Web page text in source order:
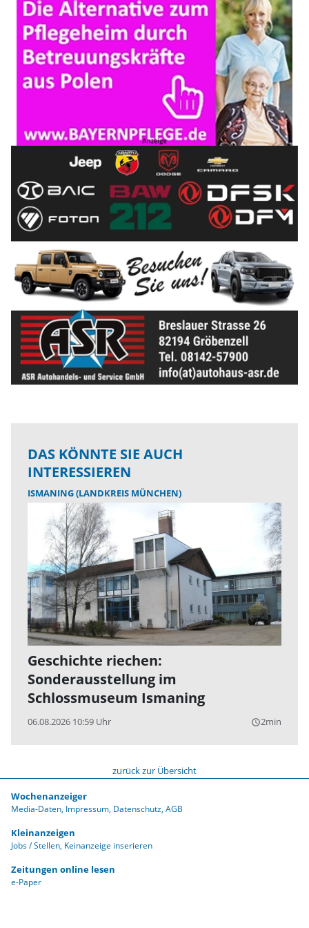
DAS KÖNNTE SIE AUCH
INTERESSIEREN
ISMANING (LANDKREIS MÜNCHEN)
Geschichte riechen:
Sonderausstellung im
Schlossmuseum Ismaning
06.08.2026 10:59 Uhr query_builder2min
zurück zur Übersicht
Wochenanzeiger
Media-Daten Impressum Datenschutz AGB
Kleinanzeigen
Jobs / Stellen Keinanzeige inserieren
Zeitungen online lesen
e-Paper